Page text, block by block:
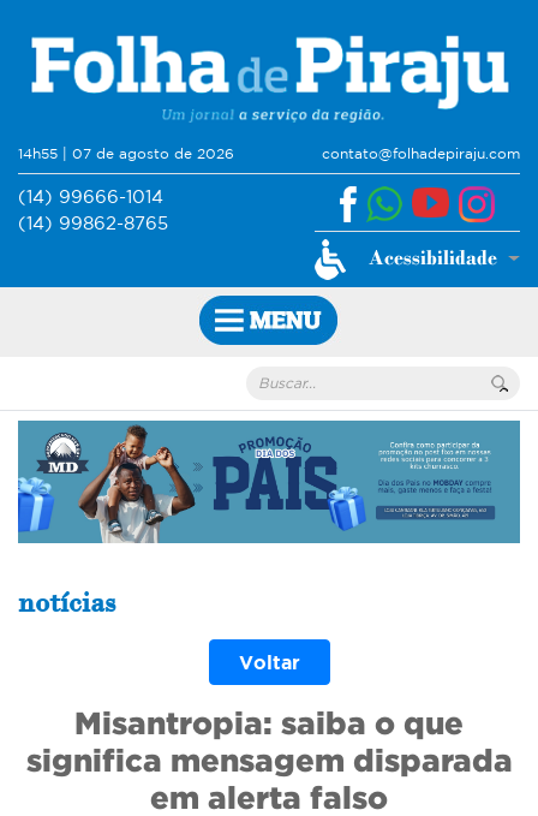
14h55 | 07 de agosto de 2026 contato@folhadepiraju.com
(14) 99666-1014
(14) 99862-8765
notícias
Voltar
Misantropia: saiba o que
significa mensagem disparada
em alerta falso